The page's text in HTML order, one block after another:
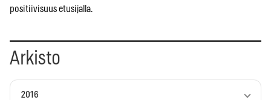
positiivisuus etusijalla.
Arkisto
2016